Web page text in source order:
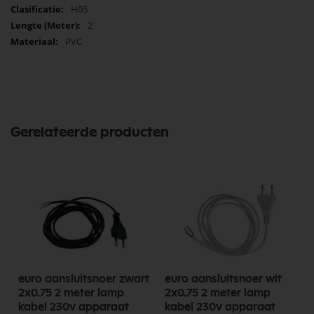
H05
2
PVC
Gerelateerde producten
euro aansluitsnoer zwart
2x0.75 2 meter lamp
kabel 230v apparaat
euro aansluitsnoer wit
2x0.75 2 meter lamp
kabel 230v apparaat